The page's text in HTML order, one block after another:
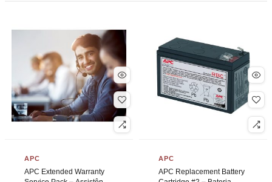
APC
APC Extended Warranty
APC
APC Replacement Battery